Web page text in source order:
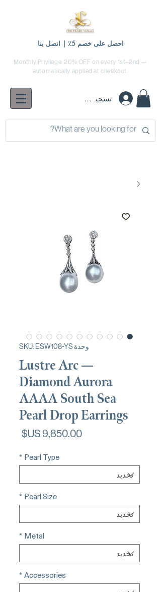
احصل على خصم 5٪ | اتصل بنا
Monthly Privilege: 20% OFF on every 1st–2nd —
automatically applied at checkout.
تسجيل الدخول
وحدة SKU: ESW108-YS
Lustre Arc —
Diamond Aurora
AAAA South Sea
Pearl Drop Earrings
Pearl Type
*
Pearl Size
*
Metal
*
Accessories
*